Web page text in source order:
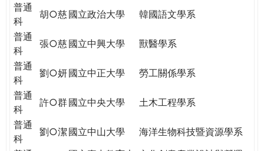
民。
WAGOR
TODAY
THE
WORLD
TOMORROW
PUTTING
YOU
普通
科
胡○慈國立政治大學
韓國語文學系
普通
科
張○慈國立中興大學
獸醫學系
普通
科
劉○妍國立中正大學
勞工關係學系
普通
科
許○群國立中央大學
土木工程學系
普通
科
劉○潔國立中山大學
海洋生物科技暨資源學系